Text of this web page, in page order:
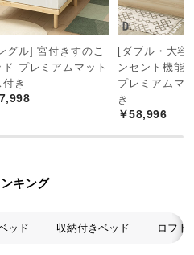
グル] 宮付きすのこ
ド プレミアムマット
付き
[ダブル・大容
ンセント機能
プレミアムマ
き
￥58,996
キング
ッド 収納付きベッド ロフト